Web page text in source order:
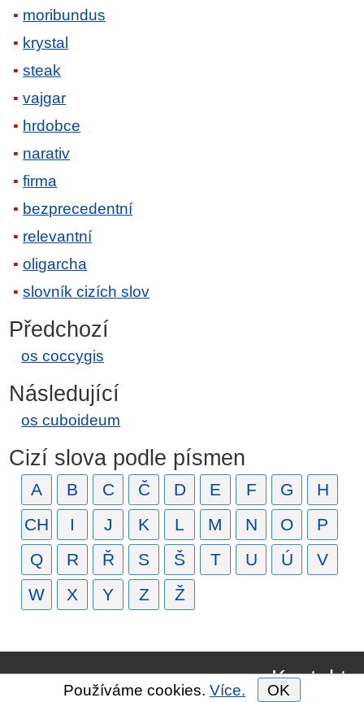
moribundus
krystal
steak
vajgar
hrdobce
narativ
firma
bezprecedentní
relevantní
oligarcha
slovník cizích slov
Předchozí
os coccygis
Následující
os cuboideum
Cizí slova podle písmen
A B C Č D E F G
H
CH
I J K L M N O
P
Q
R Ř S Š T U Ú
V
W
X Y Z Ž
Kontakt
Používáme cookies. Více. OK